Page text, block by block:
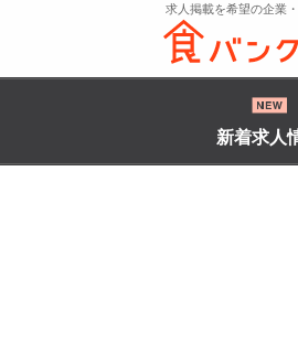
求人掲載を希望の企業
新着求人